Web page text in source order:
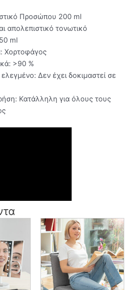
Προσώπου 200 ml
απολεπιστικό τονωτικό
ml
Χορτοφάγος
>90 %
Δεν έχει δοκιμαστεί σε
Κατάλληλη για όλους τους